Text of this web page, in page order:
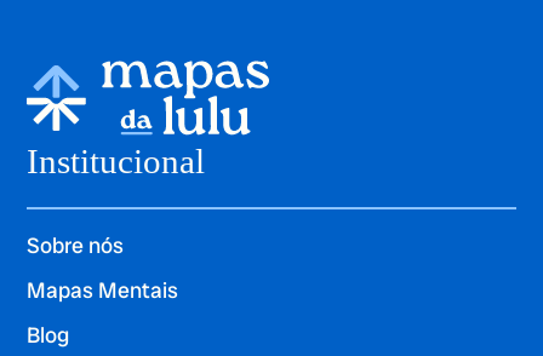
Institucional
Sobre nós
Mapas Mentais
Blog